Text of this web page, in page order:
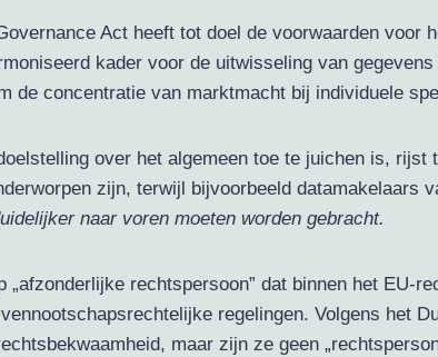
Act heeft tot doel de voorwaarden
kader voor de uitwisseling van
de concentratie van marktmacht bij individuele
over het algemeen toe te juichen is,
zijn, terwijl bijvoorbeeld datamakelaars
naar voren moeten worden gebracht.
„afzonderlijke rechtspersoon” dat binnen het EU-
regelingen. Volgens het
maar zijn ze geen